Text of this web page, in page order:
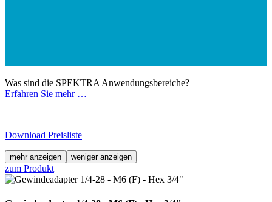
Was sind die SPEKTRA Anwendungsbereiche?
Erfahren Sie mehr …
Download Preisliste
mehr anzeigen weniger anzeigen
zum Produkt